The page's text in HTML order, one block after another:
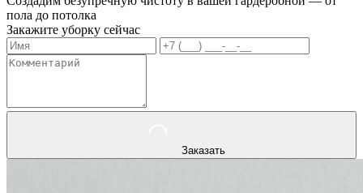
пола до потолка
Закажите уборку сейчас
Заказать